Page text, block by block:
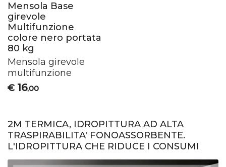
Mensola Base
girevole
Multifunzione
colore nero portata
80 kg
Mensola girevole
multifunzione
€ 16,00
2M TERMICA, IDROPITTURA AD ALTA
TRASPIRABILITA' FONOASSORBENTE.
L'IDROPITTURA CHE RIDUCE I CONSUMI